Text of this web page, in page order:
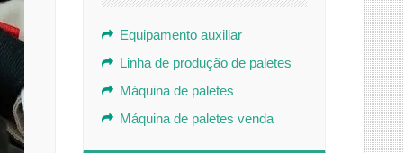
Equipamento auxiliar
Linha de produção de paletes
Máquina de paletes
Máquina de paletes venda